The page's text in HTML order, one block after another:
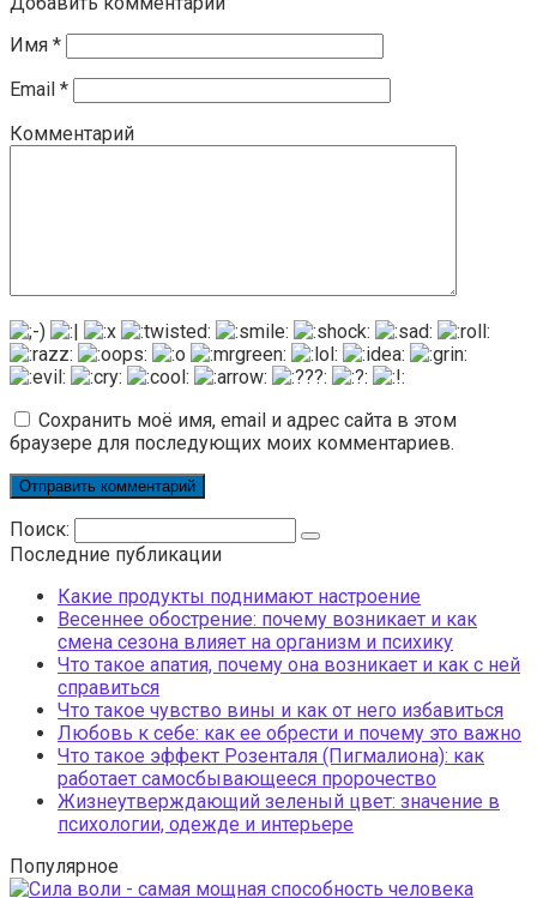
Имя *
Email *
Комментарий
Сохранить моё имя, email и адрес сайта в этом
браузере для последующих моих комментариев.
Поиск:
Последние публикации
Какие продукты поднимают настроение
Весеннее обострение: почему возникает и как
смена сезона влияет на организм и психику
Что такое апатия, почему она возникает и как с ней
справиться
Что такое чувство вины и как от него избавиться
Любовь к себе: как ее обрести и почему это важно
Что такое эффект Розенталя (Пигмалиона): как
работает самосбывающееся пророчество
Жизнеутверждающий зеленый цвет: значение в
психологии, одежде и интерьере
Популярное